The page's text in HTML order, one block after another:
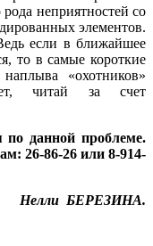
рода неприятностей со
элементов.
если в ближайшее
то в самые короткие
«охотников»
читай за счет
по данной проблеме.
26-86-26 или 8-914-
Нелли БЕРЕЗИНА.